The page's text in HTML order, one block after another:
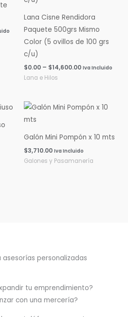
Lana Cisne Rendidora
Paquete 500grs Mismo
Color (5 ovillos de 100 grs
c/u)
$0.00 – $14,600.00 Iva Incluido
Lana e Hilos
Galón Mini Pompón x 10 mts
$3,710.00 Iva Incluido
Galones y Pasamanería
personalizadas
tu emprendimiento?
con una mercería?